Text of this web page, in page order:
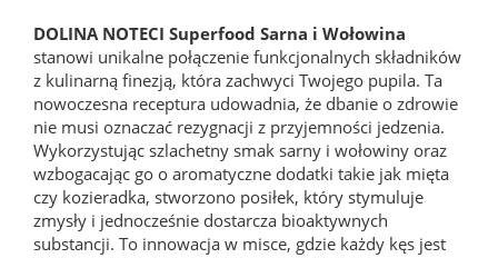
DOLINA NOTECI Superfood Sarna i Wołowina
stanowi unikalne połączenie funkcjonalnych składników
z kulinarną finezją, która zachwyci Twojego pupila. Ta
nowoczesna receptura udowadnia, że dbanie o zdrowie
nie musi oznaczać rezygnacji z przyjemności jedzenia.
Wykorzystując szlachetny smak sarny i wołowiny oraz
wzbogacając go o aromatyczne dodatki takie jak mięta
czy kozieradka, stworzono posiłek, który stymuluje
zmysły i jednocześnie dostarcza bioaktywnych
substancji. To innowacja w misce, gdzie każdy kęs jest